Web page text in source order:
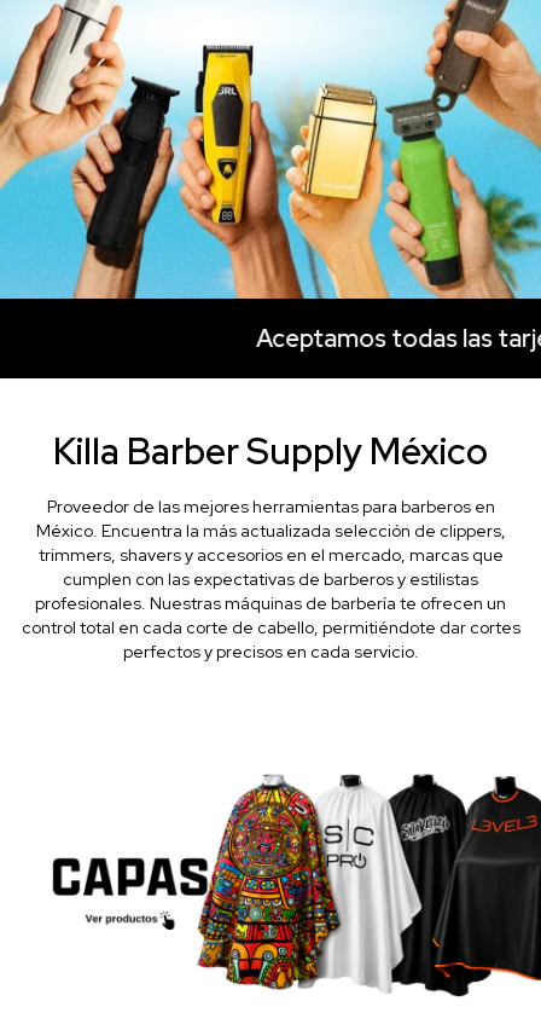
Aceptamos todas las
Killa Barber Supply México
Proveedor de las mejores herramientas para barberos en
México. Encuentra la más actualizada selección de clippers,
trimmers, shavers y accesorios en el mercado, marcas que
cumplen con las expectativas de barberos y estilistas
profesionales. Nuestras máquinas de barbería te ofrecen un
control total en cada corte de cabello, permitiéndote dar cortes
perfectos y precisos en cada servicio.